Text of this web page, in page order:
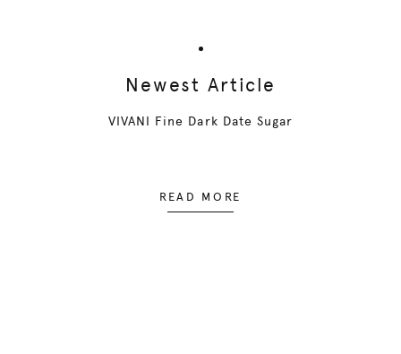
Newest Article
VIVANI Fine Dark Date Sugar
READ MORE